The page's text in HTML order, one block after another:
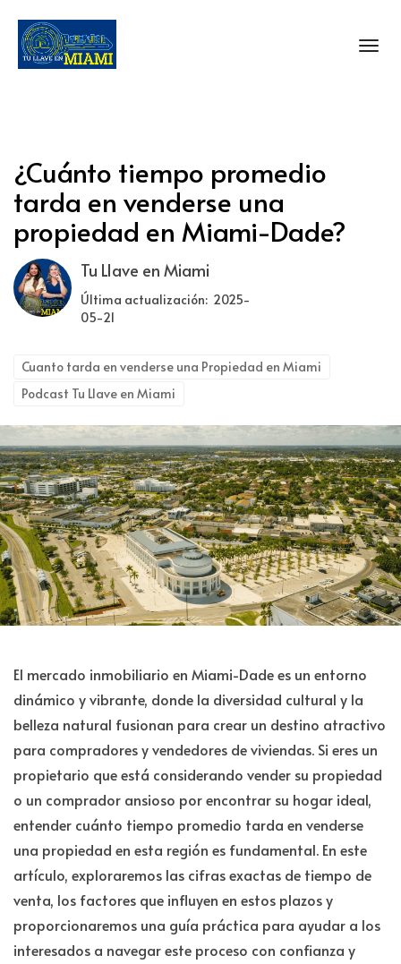
¿Cuánto tiempo promedio
tarda en venderse una
propiedad en Miami-Dade?
Tu Llave en Miami
Última actualización: 2025-
05-21
Cuanto tarda en venderse una Propiedad en Miami
Podcast Tu Llave en Miami
El mercado inmobiliario en Miami-Dade es un entorno
dinámico y vibrante, donde la diversidad cultural y la
belleza natural fusionan para crear un destino atractivo
para compradores y vendedores de viviendas. Si eres un
propietario que está considerando vender su propiedad
o un comprador ansioso por encontrar su hogar ideal,
entender cuánto tiempo promedio tarda en venderse
una propiedad en esta región es fundamental. En este
artículo, exploraremos las cifras exactas de tiempo de
venta, los factores que influyen en estos plazos y
proporcionaremos una guía práctica para ayudar a los
interesados a navegar este proceso con confianza y